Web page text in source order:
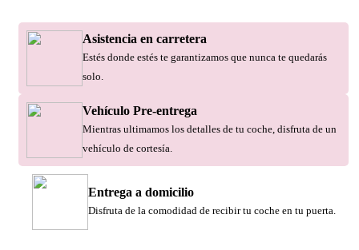
Asistencia en carretera
Estés donde estés te garantizamos que nunca te quedarás
solo.
Vehículo Pre-entrega
Mientras ultimamos los detalles de tu coche, disfruta de un
vehículo de cortesía.
Entrega a domicilio
Disfruta de la comodidad de recibir tu coche en tu puerta.